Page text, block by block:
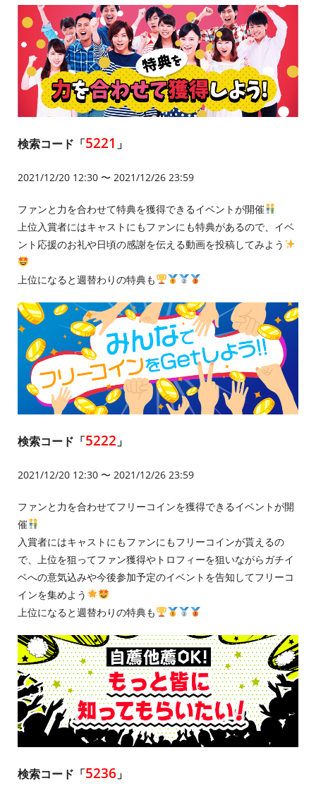
検索コード「5221 」
2021/12/20 12:30 〜 2021/12/26 23:59
ファンと力を合わせて特典を獲得できるイベントが開催
上位入賞者にはキャストにもファンにも特典があるので、イベ
ント応援のお礼や日頃の感謝を伝える動画を投稿してみよう
上位になると週替わりの特典も
検索コード「5222 」
2021/12/20 12:30 〜 2021/12/26 23:59
ファンと力を合わせてフリーコインを獲得できるイベントが開
催
入賞者にはキャストにもファンにもフリーコインが貰えるの
で、上位を狙ってファン獲得やトロフィーを狙いながらガチイ
ベへの意気込みや今後参加予定のイベントを告知してフリーコ
インを集めよう
上位になると週替わりの特典も
検索コード「5236 」